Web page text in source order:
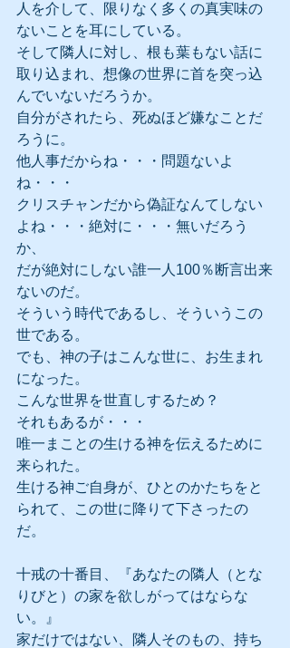
人を介して、限りなく多くの真実味の
ないことを耳にしている。
そして隣人に対し、根も葉もない話に
取り込まれ、想像の世界に首を突っ込
んでいないだろうか。
自分がされたら、死ぬほど嫌なことだ
ろうに。
他人事だからね・・・問題ないよ
ね・・・
クリスチャンだから偽証なんてしない
よね・・・絶対に・・・無いだろう
か、
だが絶対にしない誰一人100％断言出来
ないのだ。
そういう時代であるし、そういうこの
世である。
でも、神の子はこんな世に、お生まれ
になった。
こんな世界を世直しするため？
それもあるが・・・
唯一まことの生ける神を伝えるために
来られた。
生ける神ご自身が、ひとのかたちをと
られて、この世に降りて下さったの
だ。
十戒の十番目、『あなたの隣人（とな
りびと）の家を欲しがってはならな
い。』
家だけではない、隣人そのもの、持ち